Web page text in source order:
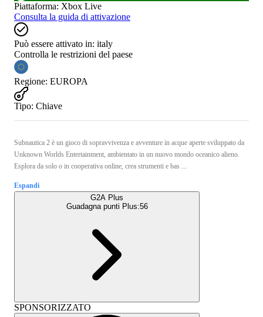
Piattaforma: Xbox Live
Consulta la guida di attivazione
Può essere attivato in: italy
Controlla le restrizioni del paese
Regione: EUROPA
Tipo: Chiave
Subnautica 2 è un gioco di sopravvivenza e avventure in acque aperte sviluppato da
Unknown Worlds Entertainment, ambientato in un nuovo mondo oceanico alieno.
Esplora da solo o in cooperativa online, crea strumenti e bas ...
Espandi
G2A Plus
Guadagna punti Plus:56
SPONSORIZZATO